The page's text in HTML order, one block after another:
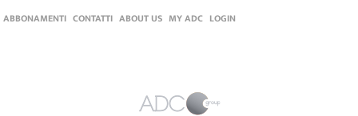
ABBONAMENTI CONTATTI ABOUT US MY ADC LOGIN